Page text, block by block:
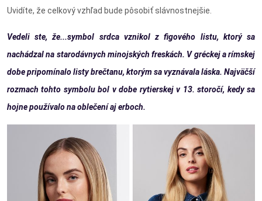
Uvidíte, že celkový vzhľad bude pôsobiť slávnostnejšie.
Vedeli ste, že...symbol srdca vznikol z figového listu, ktorý sa
nachádzal na starodávnych minojských freskách. V gréckej a rímskej
dobe pripomínalo listy brečtanu, ktorým sa vyznávala láska. Najväčší
rozmach tohto symbolu bol v dobe rytierskej v 13. storočí, kedy sa
hojne používalo na oblečení aj erboch.